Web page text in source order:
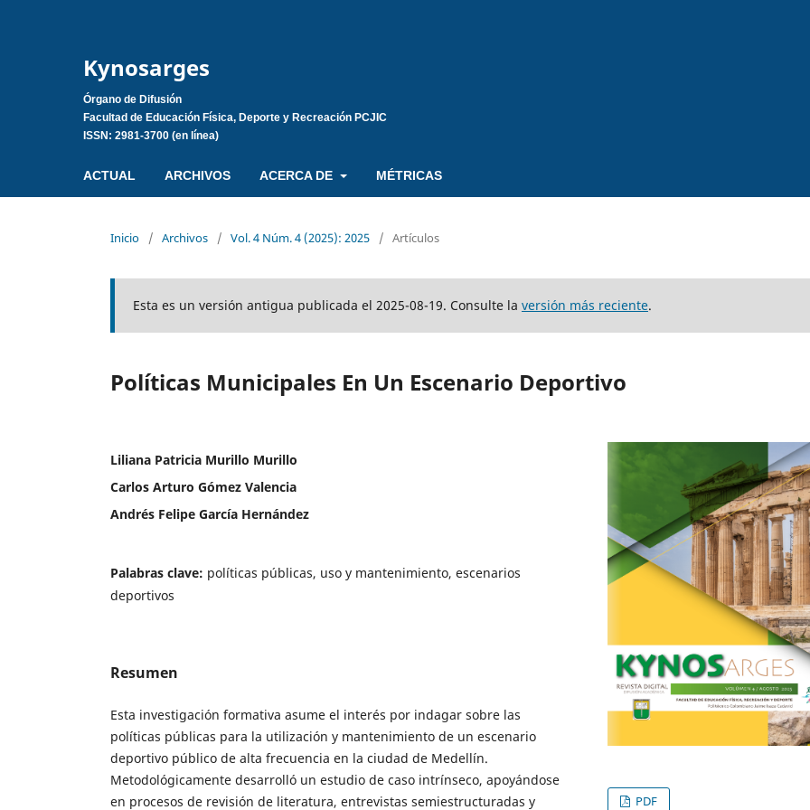
Kynosarges
Órgano de Difusión
Facultad de Educación Física, Deporte y Recreación PCJIC
ISSN: 2981-3700 (en línea)
ACTUAL ARCHIVOS ACERCA DE MÉTRICAS
Inicio / Archivos / Vol. 4 Núm. 4 (2025): 2025 / Artículos
Esta es un versión antigua publicada el 2025-08-19. Consulte la versión más reciente.
Políticas Municipales En Un Escenario Deportivo
Liliana Patricia Murillo Murillo
Carlos Arturo Gómez Valencia
Andrés Felipe García Hernández
Palabras clave: políticas públicas, uso y mantenimiento, escenarios
deportivos
Resumen
Esta investigación formativa asume el interés por indagar sobre las
políticas públicas para la utilización y mantenimiento de un escenario
deportivo público de alta frecuencia en la ciudad de Medellín.
Metodológicamente desarrolló un estudio de caso intrínseco, apoyándose
en procesos de revisión de literatura, entrevistas semiestructuradas y
PDF